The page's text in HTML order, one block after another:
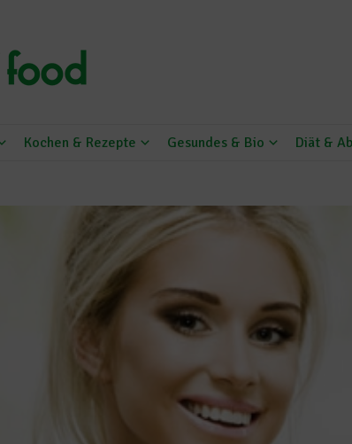
Kochen & Rezepte Gesundes & Bio Diät &